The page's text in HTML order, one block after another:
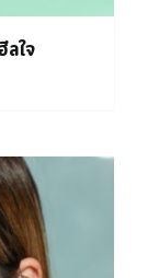
ลใจ